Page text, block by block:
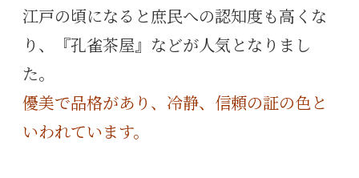
江戸の頃になると庶民への認知度も高くな
り、『孔雀茶屋』などが人気となりまし
た。
優美で品格があり、冷静、信頼の証の色と
いわれています。